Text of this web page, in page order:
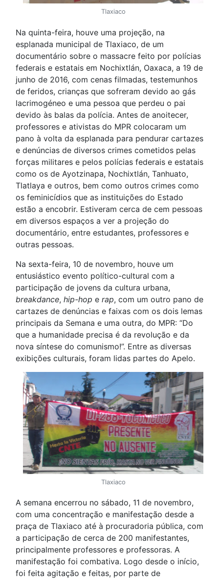
Tlaxiaco
Na quinta-feira, houve uma projeção, na
esplanada municipal de Tlaxiaco, de um
documentário sobre o massacre feito por polícias
federais e estatais em Nochixtlán, Oaxaca, a 19 de
junho de 2016, com cenas filmadas, testemunhos
de feridos, crianças que sofreram devido ao gás
lacrimogéneo e uma pessoa que perdeu o pai
devido às balas da polícia. Antes de anoitecer,
professores e ativistas do MPR colocaram um
pano à volta da esplanada para pendurar cartazes
e denúncias de diversos crimes cometidos pelas
forças militares e pelos polícias federais e estatais
como os de Ayotzinapa, Nochixtlán, Tanhuato,
Tlatlaya e outros, bem como outros crimes como
os feminicídios que as instituições do Estado
estão a encobrir. Estiveram cerca de cem pessoas
em diversos espaços a ver a projeção do
documentário, entre estudantes, professores e
outras pessoas.
Na sexta-feira, 10 de novembro, houve um
entusiástico evento político-cultural com a
participação de jovens da cultura urbana,
breakdance, hip-hop e rap, com um outro pano de
cartazes de denúncias e faixas com os dois lemas
principais da Semana e uma outra, do MPR: “Do
que a humanidade precisa é da revolução e da
nova síntese do comunismo!”. Entre as diversas
exibições culturais, foram lidas partes do Apelo.
Tlaxiaco
A semana encerrou no sábado, 11 de novembro,
com uma concentração e manifestação desde a
praça de Tlaxiaco até à procuradoria pública, com
a participação de cerca de 200 manifestantes,
principalmente professores e professoras. A
manifestação foi combativa. Logo desde o início,
foi feita agitação e feitas, por parte de